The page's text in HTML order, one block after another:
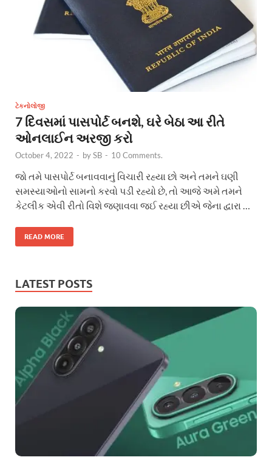
ટેકનોલોજી
7 દિવસમાં પાસપોર્ટ બનશે, ઘરે બેઠા આ રીતે
ઓનલાઈન અરજી કરો
October 4, 2022 - bySB - 10 Comments.
જો તમે પાસપોર્ટ બનાવવાનું વિચારી રહ્યા છો અને તમને ઘણી
સમસ્યાઓનો સામનો કરવો પડી રહ્યો છે, તો આજે અમે તમને
કેટલીક એવી રીતો વિશે જણાવવા જઈ રહ્યા છીએ જેના દ્વારા …
READ MORE
LATEST POSTS